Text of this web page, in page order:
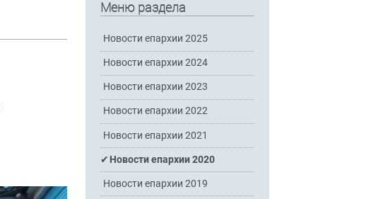
Меню раздела
Новости епархии 2025
Новости епархии 2024
Новости епархии 2023
Новости епархии 2022
Новости епархии 2021
Новости епархии 2020
Новости епархии 2019